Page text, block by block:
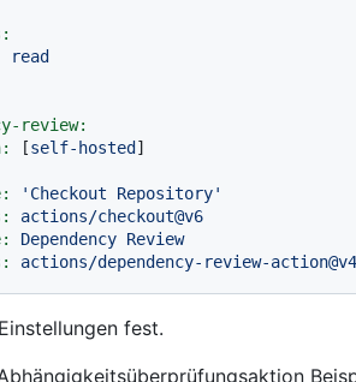
read
review:
[self-hosted ]
'Checkout Repository'
actions/checkout@v6
Dependency Review
actions/dependency-review-action@v4
fest.